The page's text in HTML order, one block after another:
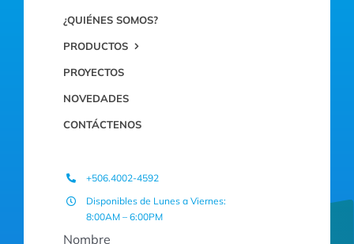
¿QUIÉNES SOMOS?
PRODUCTOS
PROYECTOS
NOVEDADES
CONTÁCTENOS
+506.4002-4592
Disponibles de Lunes a Viernes:
8:00AM – 6:00PM
Nombre